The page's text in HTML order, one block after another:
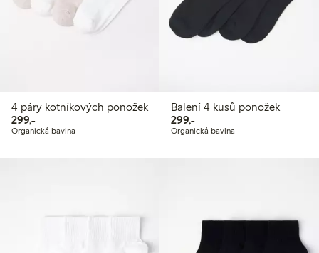
4 páry kotníkových ponožek
299,-299,00 Kč
Organická bavlna
Balení 4 kusů ponožek
299,-299,00 Kč
Organická bavlna